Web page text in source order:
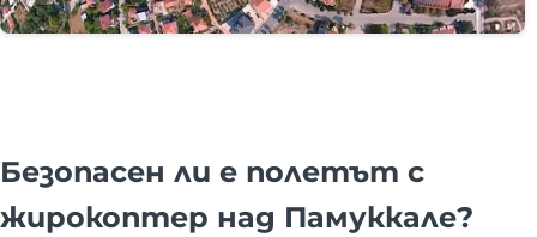
Безопасен ли е полетът с
жирокоптер над Памуккале?